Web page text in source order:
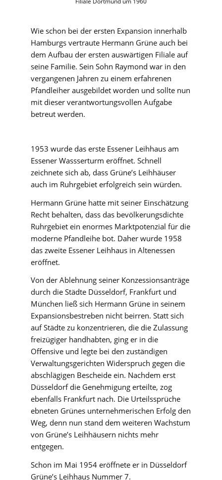
Wie schon bei der ersten Expansion innerhalb
Hamburgs vertraute Hermann Grüne auch bei
dem Aufbau der ersten auswärtigen Filiale auf
seine Familie. Sein Sohn Raymond war in den
vergangenen Jahren zu einem erfahrenen
Pfandleiher ausgebildet worden und sollte nun
mit dieser verantwortungsvollen Aufgabe
betreut werden.
1953 wurde das erste Essener Leihhaus am
Essener Wassserturm eröffnet. Schnell
zeichnete sich ab, dass Grüne’s Leihhäuser
auch im Ruhrgebiet erfolgreich sein würden.
Hermann Grüne hatte mit seiner Einschätzung
Recht behalten, dass das bevölkerungsdichte
Ruhrgebiet ein enormes Marktpotenzial für die
moderne Pfandleihe bot. Daher wurde 1958
das zweite Essener Leihhaus in Altenessen
eröffnet.
Von der Ablehnung seiner Konzessionsanträge
durch die Städte Düsseldorf, Frankfurt und
München ließ sich Hermann Grüne in seinem
Expansionsbestreben nicht beirren. Statt sich
auf Städte zu konzentrieren, die die Zulassung
freizügiger handhabten, ging er in die
Offensive und legte bei den zuständigen
Verwaltungsgerichten Widerspruch gegen die
abschlägigen Bescheide ein. Nachdem erst
Düsseldorf die Genehmigung erteilte, zog
ebenfalls Frankfurt nach. Die Urteilssprüche
ebneten Grünes unternehmerischen Erfolg den
Weg, denn nun stand dem weiteren Wachstum
von Grüne’s Leihhäusern nichts mehr
entgegen.
Schon im Mai 1954 eröffnete er in Düsseldorf
Grüne’s Leihhaus Nummer 7.